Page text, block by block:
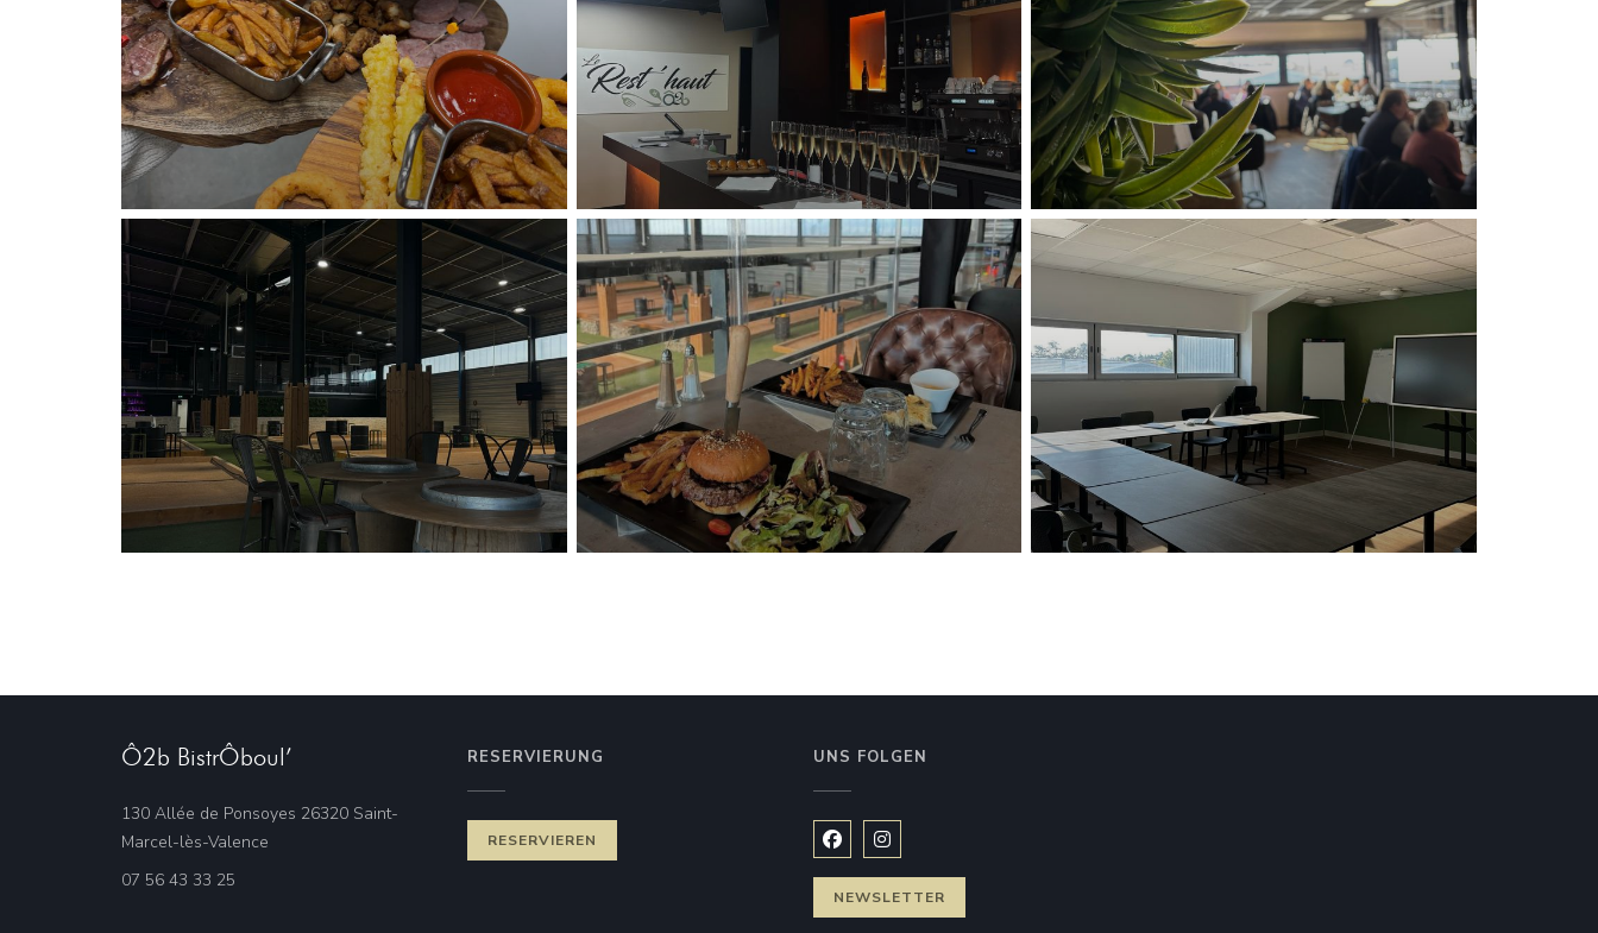
Ô2b BistrÔboul’
130 Allée de Ponsoyes 26320 Saint-
Marcel-lès-Valence
07 56 43 33 25
RESERVIERUNG
RESERVIEREN
UNS FOLGEN
Facebook ((öffnet ein neues Fenster))
Instagram ((öffnet ein neues Fenster))
NEWSLETTER
Ô2B BISTRÔBOUL’